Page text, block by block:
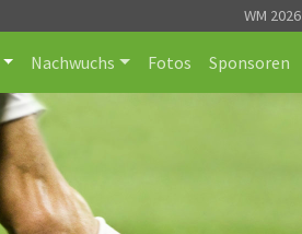
WM 2026
Nachwuchs Fotos Sponsoren